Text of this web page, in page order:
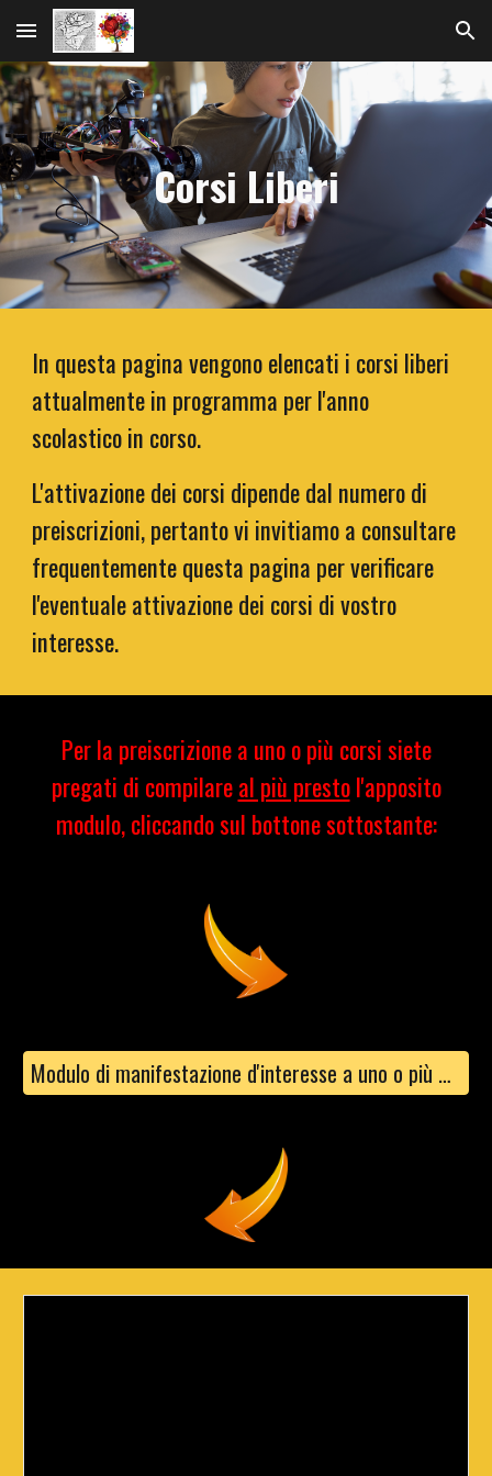
Skip to main content Skip to navigation
Corsi Liberi
In questa pagina vengono elencati i corsi liberi
attualmente in programma per l'anno
scolastico in corso.
L'attivazione dei corsi dipende dal numero di
preiscrizioni, pertanto vi invitiamo a consultare
frequentemente questa pagina per verificare
l'eventuale attivazione dei corsi di vostro
interesse.
Per la preiscrizione a uno o più corsi siete
pregati di compilareal più prestol'apposito
modulo, cliccando sul bottone sottostante:
Modulo di manifestazione d'interesse a uno o più corsi liberi